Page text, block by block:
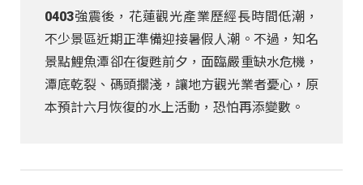
0403強震後，花蓮觀光產業歷經長時間低潮，
不少景區近期正準備迎接暑假人潮。不過，知名
景點鯉魚潭卻在復甦前夕，面臨嚴重缺水危機，
潭底乾裂、碼頭擱淺，讓地方觀光業者憂心，原
本預計六月恢復的水上活動，恐怕再添變數。